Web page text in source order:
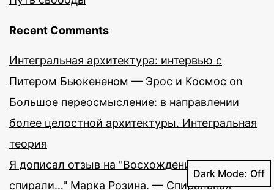
Recent Comments
Интегральная архитектура: интервью с
Питером Бьюкененом — Эрос и Космос on
Большое переосмысление: в направлении
более целостной архитектуры. Интегральная
теория
Я дописал отзыв на "Восхождение по
спирали…" Марка Розина. — Спиральная
Dark Mode: